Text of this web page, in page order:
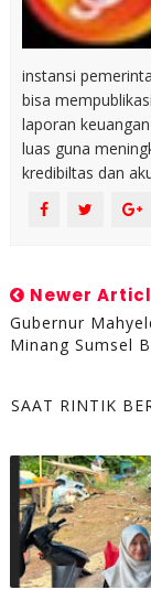
instansi
bisa
laporan
luas guna
kredibiltas dan
Newer
Gubernur
Minang Sumsel
SAAT RINTIK